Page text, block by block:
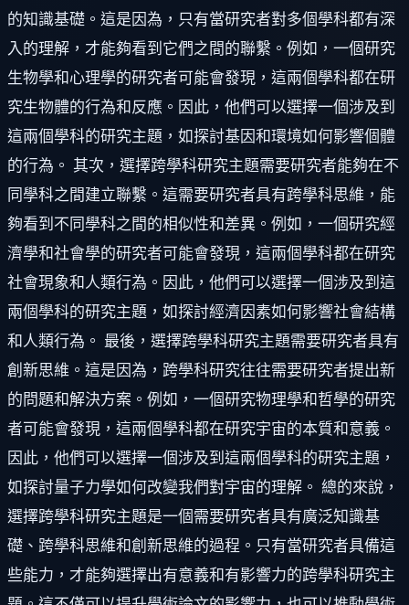
的知識基礎。這是因為，只有當研究者對多個學科都有深
入的理解，才能夠看到它們之間的聯繫。例如，一個研究
生物學和心理學的研究者可能會發現，這兩個學科都在研
究生物體的行為和反應。因此，他們可以選擇一個涉及到
這兩個學科的研究主題，如探討基因和環境如何影響個體
的行為。 其次，選擇跨學科研究主題需要研究者能夠在不
同學科之間建立聯繫。這需要研究者具有跨學科思維，能
夠看到不同學科之間的相似性和差異。例如，一個研究經
濟學和社會學的研究者可能會發現，這兩個學科都在研究
社會現象和人類行為。因此，他們可以選擇一個涉及到這
兩個學科的研究主題，如探討經濟因素如何影響社會結構
和人類行為。 最後，選擇跨學科研究主題需要研究者具有
創新思維。這是因為，跨學科研究往往需要研究者提出新
的問題和解決方案。例如，一個研究物理學和哲學的研究
者可能會發現，這兩個學科都在研究宇宙的本質和意義。
因此，他們可以選擇一個涉及到這兩個學科的研究主題，
如探討量子力學如何改變我們對宇宙的理解。 總的來說，
選擇跨學科研究主題是一個需要研究者具有廣泛知識基
礎、跨學科思維和創新思維的過程。只有當研究者具備這
些能力，才能夠選擇出有意義和有影響力的跨學科研究主